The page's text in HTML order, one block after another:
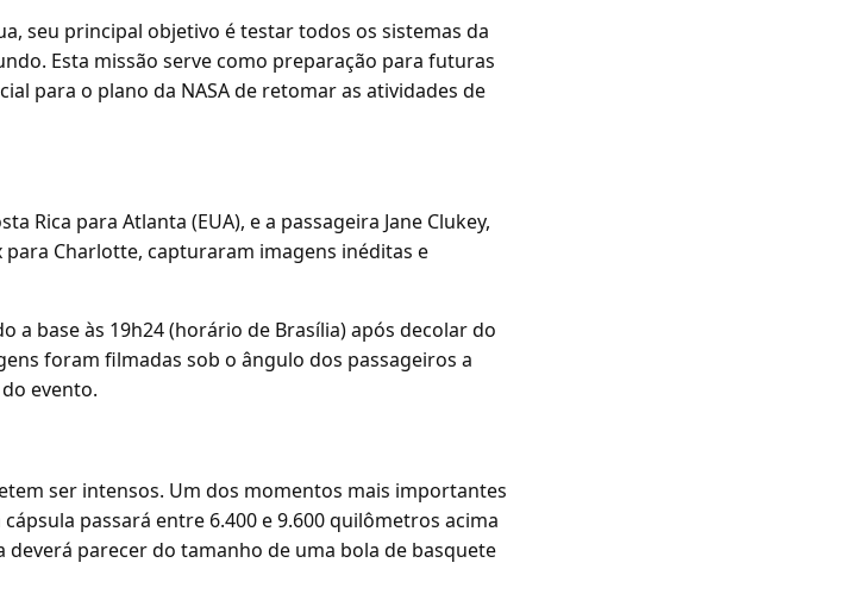
seu principal objetivo é testar todos os sistemas da
Esta missão serve como preparação para futuras
para o plano da NASA de retomar as atividades de
Rica para Atlanta (EUA), e a passageira Jane Clukey,
Charlotte, capturaram imagens inéditas e
a base às 19h24 (horário de Brasília) após decolar do
foram filmadas sob o ângulo dos passageiros a
evento.
ser intensos. Um dos momentos mais importantes
passará entre 6.400 e 9.600 quilômetros acima
deverá parecer do tamanho de uma bola de basquete